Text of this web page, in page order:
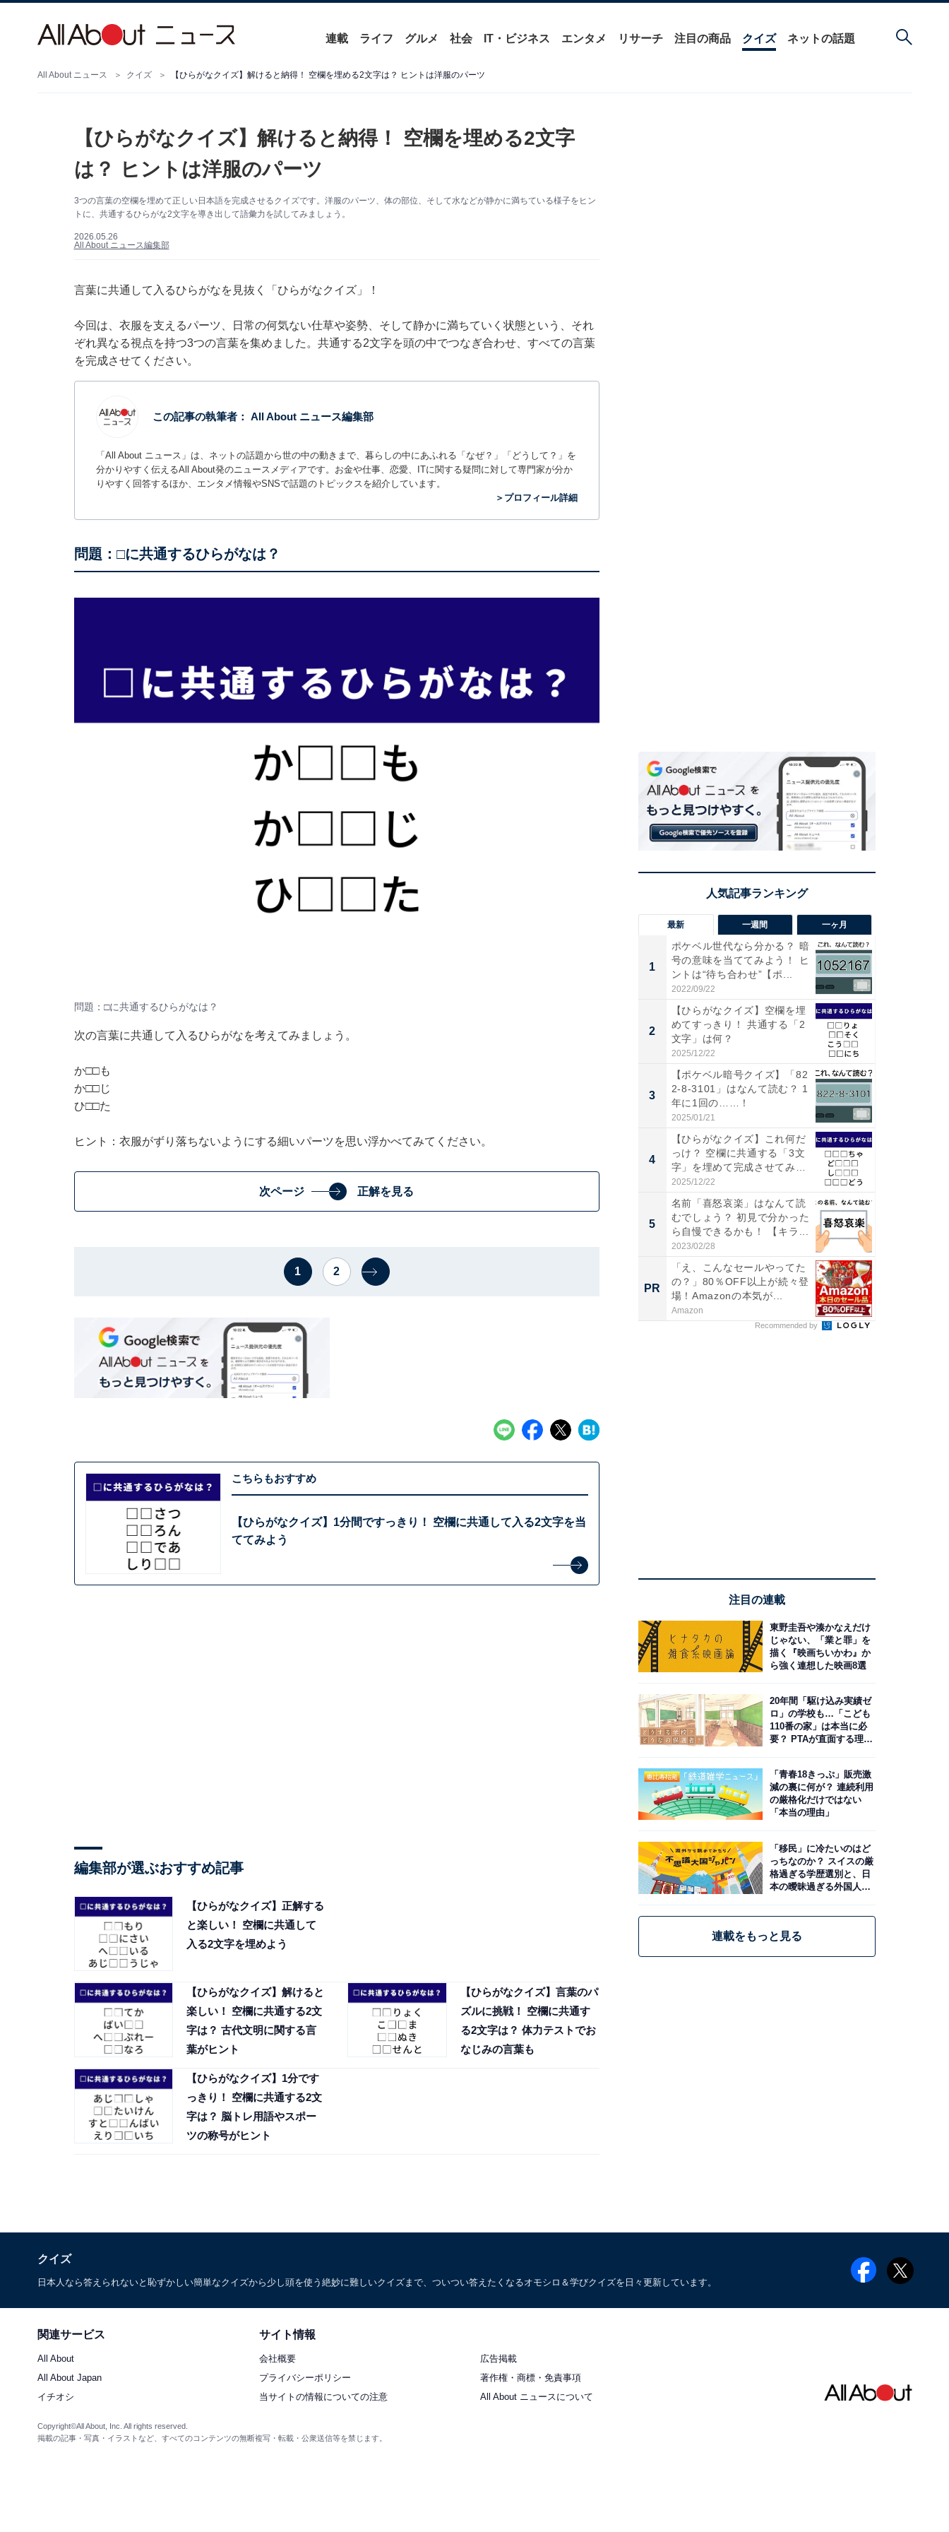
連載 ライフ グルメ 社会 IT・ビジネス エンタメ リサーチ 注目の商品 クイズ ネットの話題
All About ニュース クイズ 【ひらがなクイズ】解けると納得！ 空欄を埋める2文字は？ ヒントは洋服のパーツ
【ひらがなクイズ】解けると納得！ 空欄を埋める2文字
は？ ヒントは洋服のパーツ
3つの言葉の空欄を埋めて正しい日本語を完成させるクイズです。洋服のパーツ、体の部位、そして水などが静かに満ちている様子をヒン
トに、共通するひらがな2文字を導き出して語彙力を試してみましょう。
2026.05.26
All About ニュース編集部
言葉に共通して入るひらがなを見抜く「ひらがなクイズ」！
今回は、衣服を支えるパーツ、日常の何気ない仕草や姿勢、そして静かに満ちていく状態という、それ
ぞれ異なる視点を持つ3つの言葉を集めました。共通する2文字を頭の中でつなぎ合わせ、すべての言葉
を完成させてください。
この記事の執筆者： All About ニュース編集部
「All About ニュース」は、ネットの話題から世の中の動きまで、暮らしの中にあふれる「なぜ？」「どうして？」を
分かりやすく伝えるAll About発のニュースメディアです。お金や仕事、恋愛、ITに関する疑問に対して専門家が分か
りやすく回答するほか、エンタメ情報やSNSで話題のトピックスを紹介しています。
＞プロフィール詳細
問題：□に共通するひらがなは？
問題：□に共通するひらがなは？
次の言葉に共通して入るひらがなを考えてみましょう。
か□□も
か□□じ
ひ□□た
ヒント：衣服がずり落ちないようにする細いパーツを思い浮かべてみてください。
次ページ 正解を見る
1 2
こちらもおすすめ
【ひらがなクイズ】1分間ですっきり！ 空欄に共通して入る2文字を当
ててみよう
編集部が選ぶおすすめ記事
【ひらがなクイズ】正解する
と楽しい！ 空欄に共通して
入る2文字を埋めよう
【ひらがなクイズ】解けると
楽しい！ 空欄に共通する2文
字は？ 古代文明に関する言
葉がヒント
【ひらがなクイズ】言葉のパ
ズルに挑戦！ 空欄に共通す
る2文字は？ 体力テストでお
なじみの言葉も
【ひらがなクイズ】1分です
っきり！ 空欄に共通する2文
字は？ 脳トレ用語やスポー
ツの称号がヒント
最新 一週間 一ヶ月
1
ポケベル世代なら分かる？ 暗
号の意味を当ててみよう！ ヒ
ントは“待ち合わせ”【ポ...
2022/09/22
2
【ひらがなクイズ】空欄を埋
めてすっきり！ 共通する「2
文字」は何？
2025/12/22
3
【ポケベル暗号クイズ】「82
2-8-3101」はなんて読む？ 1
年に1回の……！
2025/01/21
4
【ひらがなクイズ】これ何だ
っけ？ 空欄に共通する「3文
字」を埋めて完成させてみ
よ...
2025/12/22
5
名前「喜怒哀楽」はなんて読
むでしょう？ 初見で分かった
ら自慢できるかも！ 【キラ...
2023/02/28
PR
「え、こんなセールやってた
の？」80％OFF以上が続々登
場！Amazonの本気が...
Amazon
Recommended by
注目の連載
東野圭吾や湊かなえだけ
じゃない、「業と罪」を
描く『映画ちいかわ』か
ら強く連想した映画8選
20年間「駆け込み実績ゼ
ロ」の学校も…「こども
110番の家」は本当に必
要？ PTAが直面する理想
「青春18きっぷ」販売激
減の裏に何が？ 連続利用
の厳格化だけではない
「本当の理由」
「移民」に冷たいのはど
っちなのか？ スイスの厳
格過ぎる学歴選別と、日
本の曖昧過ぎる外国人政
連載をもっと見る
クイズ
日本人なら答えられないと恥ずかしい簡単なクイズから少し頭を使う絶妙に難しいクイズまで、ついつい答えたくなるオモシロ＆学びクイズを日々更新しています。
関連サービス
All About
All About Japan
イチオシ
サイト情報
会社概要
広告掲載
プライバシーポリシー
著作権・商標・免責事項
当サイトの情報についての注意
All About ニュースについて
Copyright©All About, Inc. All rights reserved.
掲載の記事・写真・イラストなど、すべてのコンテンツの無断複写・転載・公衆送信等を禁じます。